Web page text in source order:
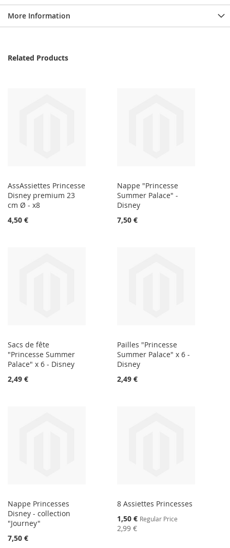
More Information
Related Products
AssAssiettes Princesse
Disney premium 23
cm Ø - x8
4,50 €
Nappe "Princesse
Summer Palace" -
Disney
7,50 €
Sacs de fête
"Princesse Summer
Palace" x 6 - Disney
2,49 €
Pailles "Princesse
Summer Palace" x 6 -
Disney
2,49 €
Nappe Princesses
Disney - collection
"Journey"
7,50 €
8 Assiettes Princesses
Special
Price
1,50 € Regular Price
2,99 €